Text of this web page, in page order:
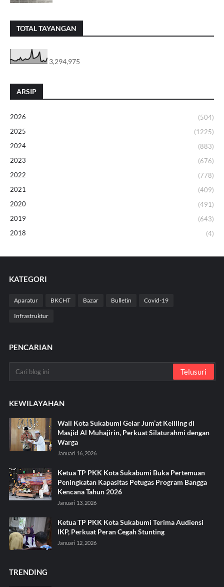
TOTAL TAYANGAN
3,294,975
ARSIP
2026
(504)
2025
(1225)
2024
(883)
2023
(676)
2022
(778)
2021
(409)
2020
(491)
2019
(643)
2018
(4)
KATEGORI
Aparatur BKCHT Bazar Bulletin Covid-19
Infrastruktur
PENCARIAN
KEWILAYAHAN
Wali Kota Sukabumi Gelar Jum’at Keliling di
Masjid Al Muhajirin, Perkuat Silaturahmi dengan
Warga
Januari 16, 2026
Ketua TP PKK Kota Sukabumi Buka Pertemuan
Peningkatan Kapasitas Petugas Program Bangga
Kencana Tahun 2026
Januari 13, 2026
Ketua TP PKK Kota Sukabumi Terima Audiensi
IKP, Perkuat Peran Cegah Stunting
Januari 12, 2026
TRENDING